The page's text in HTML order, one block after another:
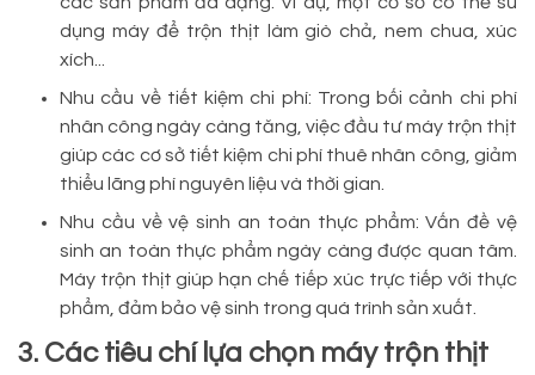
dụng máy để trộn thịt làm giò chả, nem chua, xúc
xích...
Nhu cầu về tiết kiệm chi phí: Trong bối cảnh chi phí
nhân công ngày càng tăng, việc đầu tư máy trộn thịt
giúp các cơ sở tiết kiệm chi phí thuê nhân công, giảm
thiểu lãng phí nguyên liệu và thời gian.
Nhu cầu về vệ sinh an toàn thực phẩm: Vấn đề vệ
sinh an toàn thực phẩm ngày càng được quan tâm.
Máy trộn thịt giúp hạn chế tiếp xúc trực tiếp với thực
phẩm, đảm bảo vệ sinh trong quá trình sản xuất.
3. Các tiêu chí lựa chọn máy trộn thịt